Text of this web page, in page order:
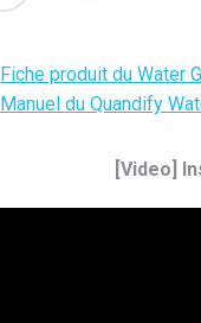
Fiche produit du Water
Manuel du Quandify
[Video]